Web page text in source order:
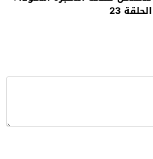
الحلقة 23